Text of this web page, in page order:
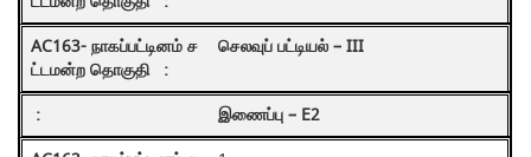
செலவுப் பட்டியல் – III
இணைப்பு – E2